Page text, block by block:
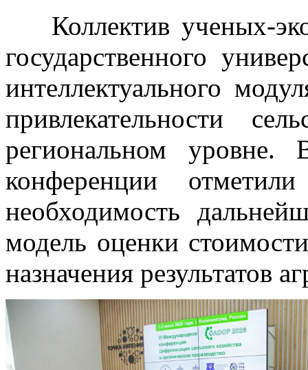
Коллектив ученых-
государственного
интеллектуального
привлекательности
региональном уровне.
конференции отметили
необходимость
модель оценки
назначения результатов